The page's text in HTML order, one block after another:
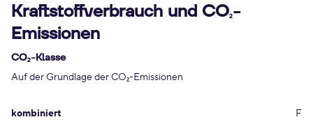
Kraftstoffverbrauch und CO2-
Emissionen
CO2-Klasse
Auf der Grundlage der CO2-Emissionen
kombiniert F